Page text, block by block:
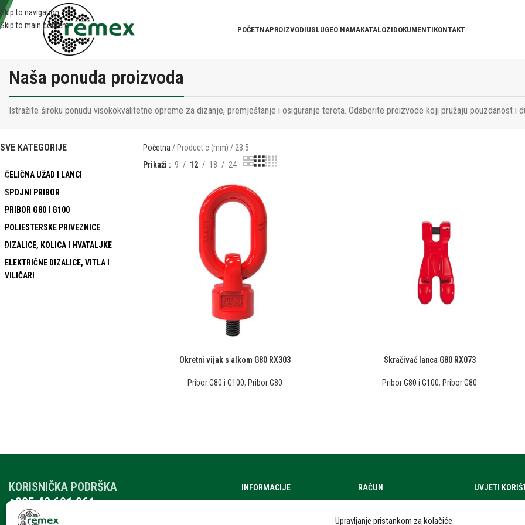
Upravljanje pristankom za kolačiće
Skip to navigation
Skip to main content
POČETNAPROIZVODIUSLUGEO NAMAKATALOZIDOKUMENTIKONTAKT
Naša ponuda proizvoda
Istražite široku ponudu visokokvalitetne opreme za dizanje, premještanje i osiguranje tereta. Odaberite proizvode koji pružaju pouzdanost i
SVE KATEGORIJE
ČELIČNA UŽAD I LANCI
SPOJNI PRIBOR
PRIBOR G80 I G100
POLIESTERSKE PRIVEZNICE
DIZALICE, KOLICA I HVATALJKE
ELEKTRIČNE DIZALICE, VITLA I
VILIČARI
Početna Product c (mm) 23.5
Prikaži
9 12 18 24
Okretni vijak s alkom G80 RX303
Pribor G80 i G100, Pribor G80
Skračivać lanca G80 RX073
Pribor G80 i G100,Pribor G80
KORISNIČKA PODRŠKA
+385 42 601 061
remex@rmx.nikola-it.hr
INFORMACIJE RAČUN UVJETI